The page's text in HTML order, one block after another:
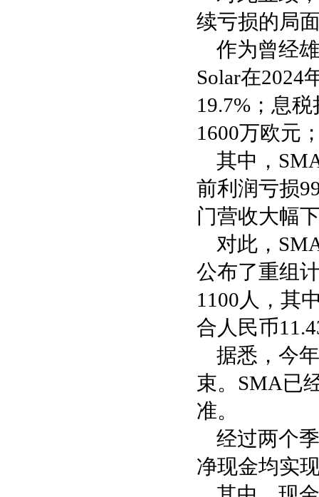
续亏损的局
作为曾经
Solar在2024
19.7%；息
1600万欧元
其中，
前利润亏损
门营收大幅
对此，
公布了重组
1100人，其
合人民币
据悉，今
束。SMA已
准。
经过两个
净现金均实